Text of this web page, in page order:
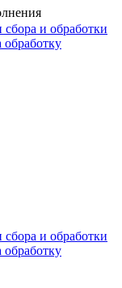
сбора и обработки
обработку
сбора и обработки
обработку